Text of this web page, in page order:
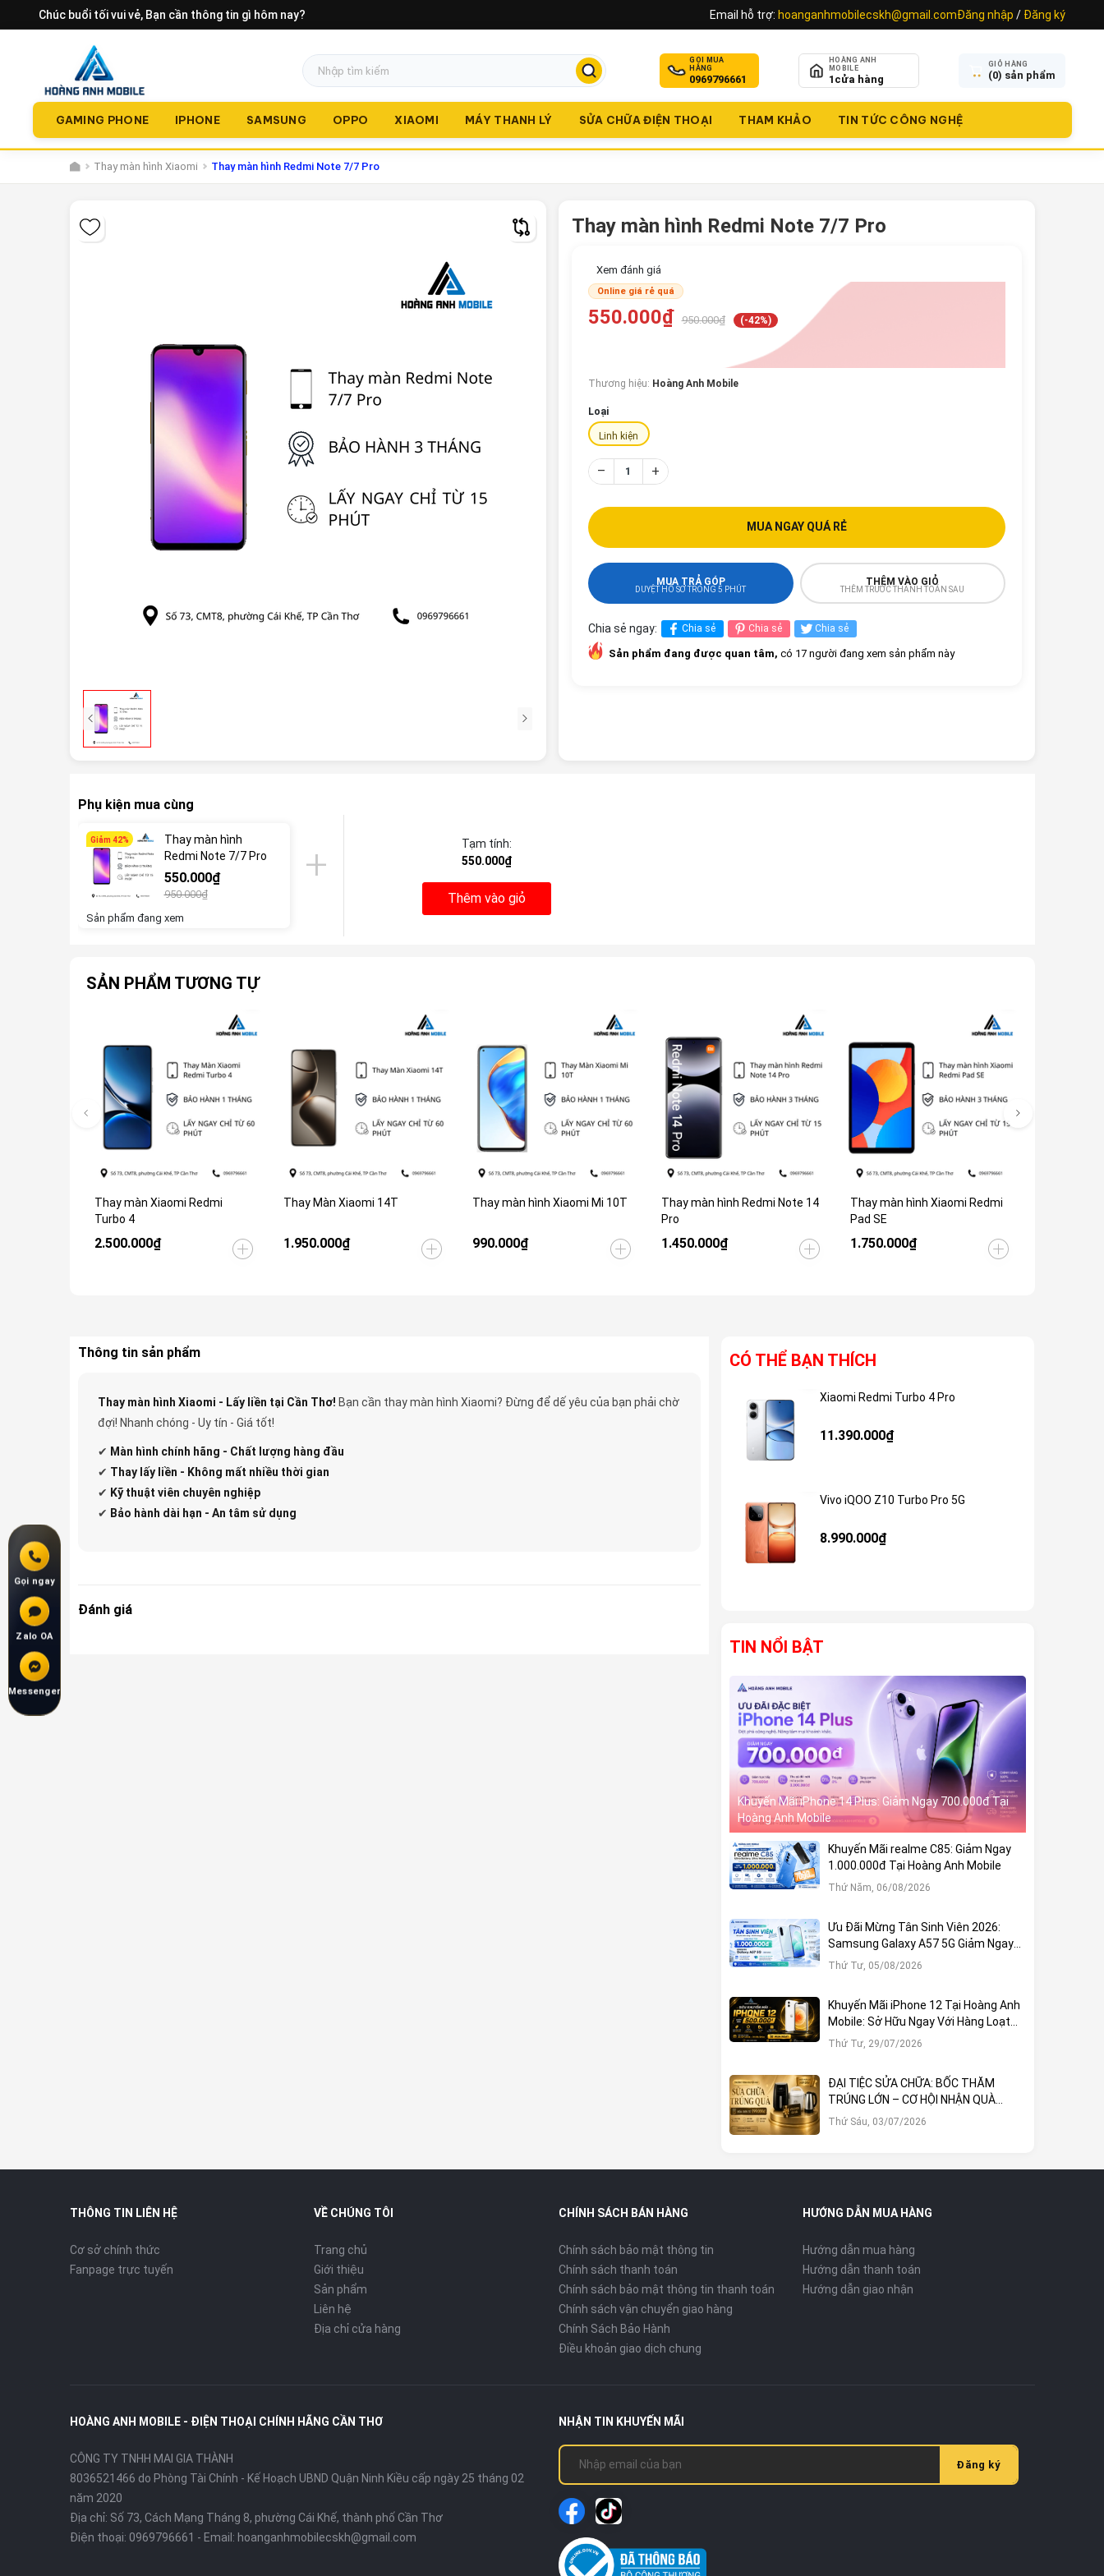
Chúc buổi tối vui vẻ, Bạn cần thông tin gì hôm nay? Email hỗ trợ: hoanganhmobilecskh@gmail.comĐăng nhập / Đăng ký
GỌI MUA
HÀNG
0969796661
HOÀNG ANH
MOBILE
1 cửa hàng
GIỎ HÀNG
(0) sản phẩm
GAMING PHONE IPHONE SAMSUNG OPPO XIAOMI MÁY THANH LÝ SỬA CHỮA ĐIỆN THOẠI THAM KHẢO TIN TỨC CÔNG NGHỆ
Thay màn hình Xiaomi Thay màn hình Redmi Note 7/7 Pro
Thay màn hình Redmi Note 7/7 Pro
Xem đánh giá
Online giá rẻ quá
550.000₫ 950.000₫ (-42%)
Thương hiệu: Hoàng Anh Mobile
Loại
Linh kiện
– +
MUA NGAY QUÁ RẺ
MUA TRẢ GÓP
DUYỆT HỒ SƠ TRONG 5 PHÚT
THÊM VÀO GIỎ
THÊM TRƯỚC THANH TOÁN SAU
Chia sẻ ngay: Chia sẻ Chia sẻ Chia sẻ
Sản phẩm đang được quan tâm, có 17 người đang xem sản phẩm này
Phụ kiện mua cùng
Giảm 42%
Thay màn hình
Redmi Note 7/7 Pro
550.000₫
950.000₫
Sản phẩm đang xem
Tạm tính:
550.000₫
Thêm vào giỏ
SẢN PHẨM TƯƠNG TỰ
Thay màn Xiaomi Redmi
Turbo 4
2.500.000₫
Thay Màn Xiaomi 14T
1.950.000₫
Thay màn hình Xiaomi Mi 10T
990.000₫
Thay màn hình Redmi Note 14
Pro
1.450.000₫
Thay màn hình Xiaomi Redmi
Pad SE
1.750.000₫
Thông tin sản phẩm
Thay màn hình Xiaomi - Lấy liền tại Cần Thơ! Bạn cần thay màn hình Xiaomi? Đừng để dế yêu của bạn phải chờ
đợi! Nhanh chóng - Uy tín - Giá tốt!
✔ Màn hình chính hãng - Chất lượng hàng đầu
✔ Thay lấy liền - Không mất nhiều thời gian
✔ Kỹ thuật viên chuyên nghiệp
✔ Bảo hành dài hạn - An tâm sử dụng
Đánh giá
CÓ THỂ BẠN THÍCH
Xiaomi Redmi Turbo 4 Pro
11.390.000₫
Vivo iQOO Z10 Turbo Pro 5G
8.990.000₫
TIN NỔI BẬT
Khuyến Mãi iPhone 14 Plus: Giảm Ngay 700.000đ Tại
Hoàng Anh Mobile
Khuyến Mãi realme C85: Giảm Ngay
1.000.000đ Tại Hoàng Anh Mobile
Thứ Năm, 06/08/2026
Ưu Đãi Mừng Tân Sinh Viên 2026:
Samsung Galaxy A57 5G Giảm Ngay
1.000.000đ
Thứ Tư, 05/08/2026
Khuyến Mãi iPhone 12 Tại Hoàng Anh
Mobile: Sở Hữu Ngay Với Hàng Loạt
Ưu Đãi Hấp Dẫn
Thứ Tư, 29/07/2026
ĐẠI TIỆC SỬA CHỮA: BỐC THĂM
TRÚNG LỚN – CƠ HỘI NHẬN QUÀ
KHỦNG TẠI HOÀNG ANH MOBILE
Thứ Sáu, 03/07/2026
THÔNG TIN LIÊN HỆ
Cơ sở chính thức
Fanpage trực tuyến
VỀ CHÚNG TÔI
Trang chủ
Giới thiệu
Sản phẩm
Liên hệ
Địa chỉ cửa hàng
CHÍNH SÁCH BÁN HÀNG
Chính sách bảo mật thông tin
Chính sách thanh toán
Chính sách bảo mật thông tin thanh toán
Chính sách vận chuyển giao hàng
Chính Sách Bảo Hành
Điều khoản giao dịch chung
HƯỚNG DẪN MUA HÀNG
Hướng dẫn mua hàng
Hướng dẫn thanh toán
Hướng dẫn giao nhận
HOÀNG ANH MOBILE - ĐIỆN THOẠI CHÍNH HÃNG CẦN THƠ
CÔNG TY TNHH MAI GIA THÀNH
8036521466 do Phòng Tài Chính - Kế Hoạch UBND Quận Ninh Kiều cấp ngày 25 tháng 02
năm 2020
Địa chỉ: Số 73, Cách Mạng Tháng 8, phường Cái Khế, thành phố Cần Thơ
Điện thoại: 0969796661 - Email: hoanganhmobilecskh@gmail.com
NHẬN TIN KHUYẾN MÃI
Đăng ký
Gọi ngay
Zalo OA
Messenger